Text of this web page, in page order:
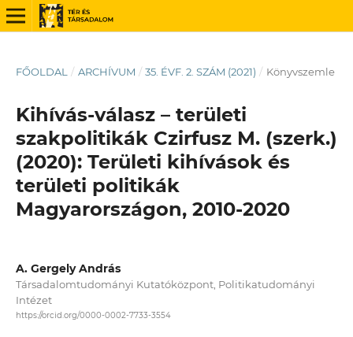
FŐOLDAL / ARCHÍVUM / 35. ÉVF. 2. SZÁM (2021) / Könyvszemle
Kihívás-válasz – területi
szakpolitikák Czirfusz M. (szerk.)
(2020): Területi kihívások és
területi politikák
Magyarországon, 2010-2020
A. Gergely András
Társadalomtudományi Kutatóközpont, Politikatudományi
Intézet
https://orcid.org/0000-0002-7733-3554